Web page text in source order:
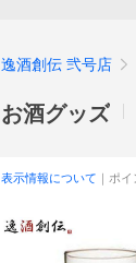
逸酒創伝 弐号店
お酒グッズ
表示情報について ｜ポ